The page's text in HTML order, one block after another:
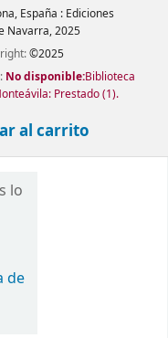
España : Ediciones
Navarra,2025
©2025
No disponible:Biblioteca
Prestado(1).
al carrito
lo
de